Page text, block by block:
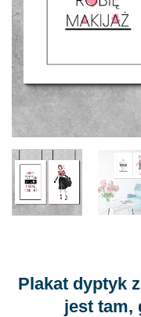
Plakat dyptyk
jest tam,